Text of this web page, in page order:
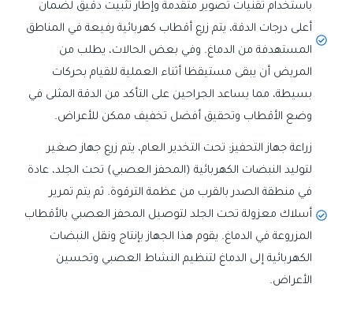
باستخدام تقنيات تصوير متقدمة وإطار تثبيت دقيق لضمان
أعلى درجات الدقة، يتم زرع أقطاب كهربائية رفيعة في المناطق
المستهدفة من الدماغ. وفي بعض الحالات، يطلب من
المريض أن يبقى مستيقظا أثناء العملية للقيام بحركات
بسيطة، مما يساعد الجراحين على التأكد من الدقة المثلى في
وضع الأقطاب وتحقيق أفضل تخفيف ممكن للأعراض.
زراعة جهاز التحفيز: تحت التخدير العام، يتم زرع جهاز صغير
لتوليد النبضات الكهربائية (المحفز العصبي) تحت الجلد، عادة
في منطقة الصدر بالقرب من عظمة الترقوة. ثم يتم تمرير
أسلاك معزولة تحت الجلد لتوصيل المحفز العصبي بالأقطاب
المزروعة في الدماغ. يقوم هذا الجهاز بإنتاج ونقل النبضات
الكهربائية إلى الدماغ لتنظيم النشاط العصبي وتحسين
الأعراض.